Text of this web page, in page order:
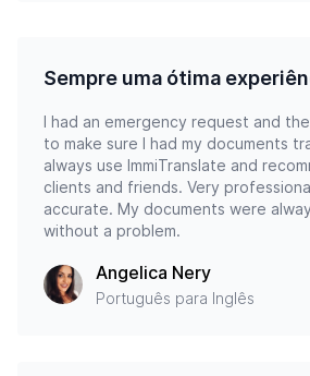
Sempre uma ótima
I had an emergency request and
to make sure I had my documents
always use ImmiTranslate and
clients and friends. Very
accurate. My documents were
without a problem.
Angelica Nery
Português para Inglês